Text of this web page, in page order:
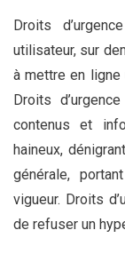
Droits
utilisateur, sur
à mettre en
Droits
contenus et
haineux,
générale,
vigueur. Droits
de refuser un